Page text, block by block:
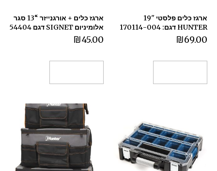
ארגז כלים פלסטי "19
HUNTER דגם: 170114-004
₪69.00
ארגז כלים + אורגנייזר “13 סגר
אלומיניום SIGNET דגם 54404
₪45.00